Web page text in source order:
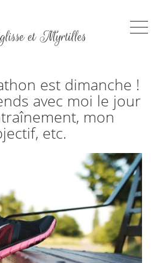
est dimanche !
avec moi le jour
mon
etc.